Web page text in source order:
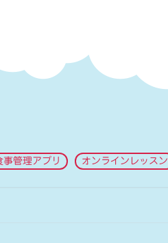
事管理アプリ オンラインレッスン